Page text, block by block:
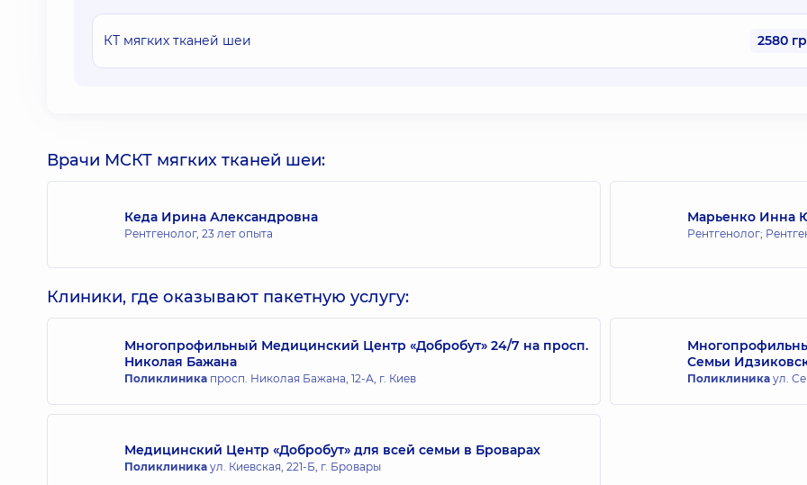
КТ мягких тканей шеи 2580
Врачи МСКТ мягких тканей шеи:
Кеда Ирина Александровна
Рентгенолог, 23 лет опыта
Марьенко Инна
Рентгенолог;
Клиники, где оказывают пакетную услугу:
Многопрофильный Медицинский Центр «Добробут» 24/7 на просп.
Николая Бажана
Поликлиника просп. Николая Бажана, 12-А, г. Киев
Семьи
Поликлиника ул.
Медицинский Центр «Добробут» для всей семьи в Броварах
Поликлиника ул. Киевская, 221-Б, г. Бровары